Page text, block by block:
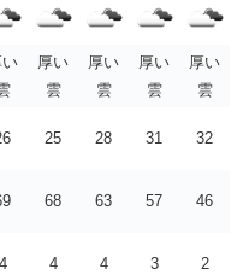
い
厚い
雲
厚い
雲
厚い
雲
厚い
雲
25 28 31 32
68 63 57 46
4 4 4 3 2